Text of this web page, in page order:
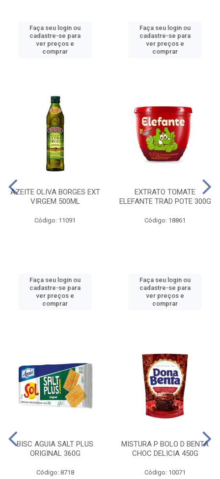
Faça seu login ou
cadastre-se para
ver preços e
comprar
Faça seu login ou
cadastre-se para
ver preços e
comprar
AZEITE OLIVA BORGES EXT
VIRGEM 500ML
Código: 11091
Faça seu login ou
cadastre-se para
ver preços e
comprar
EXTRATO TOMATE
ELEFANTE TRAD POTE 300G
Código: 18861
Faça seu login ou
cadastre-se para
ver preços e
comprar
BISC AGUIA SALT PLUS
ORIGINAL 360G
Código: 8718
MISTURA P BOLO D BENTA
CHOC DELICIA 450G
Código: 10071